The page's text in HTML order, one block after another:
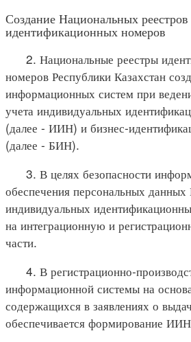
Создание Национальных реестров
идентификационных номеров
2. Национальные реестры
номеров Республики Казахстан
информационных систем при
учета индивидуальных
(далее - ИИН) и бизнес-
(далее - БИН).
3. В целях безопасности
обеспечения персональных
индивидуальных
на интеграционную и
части.
4. В регистрационно-
информационной системы на
содержащихся в заявлениях о
обеспечивается формирование